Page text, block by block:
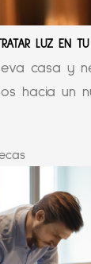
LUZ EN
casa y
hacia un